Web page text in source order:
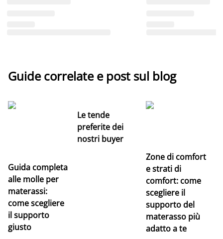
Guide correlate e post sul blog
Guida completa
alle molle per
materassi:
come scegliere
il supporto
giusto
Le tende
preferite dei
nostri buyer
Zone di comfort
e strati di
comfort: come
scegliere il
supporto del
materasso più
adatto a te